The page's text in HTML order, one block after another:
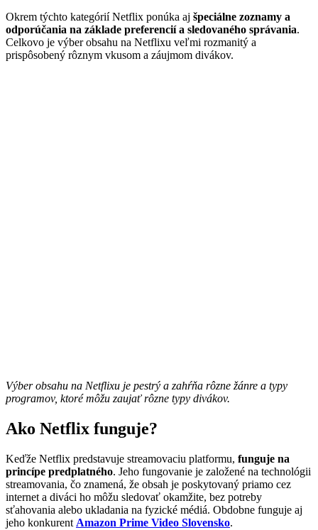
Okrem týchto kategórií Netflix ponúka aj špeciálne zoznamy a
odporúčania na základe preferencií a sledovaného správania.
Celkovo je výber obsahu na Netflixu veľmi rozmanitý a
prispôsobený rôznym vkusom a záujmom divákov.
Výber obsahu na Netflixu je pestrý a zahŕňa rôzne žánre a typy
programov, ktoré môžu zaujať rôzne typy divákov.
Ako Netflix funguje?
Keďže Netflix predstavuje streamovaciu platformu, funguje na
princípe predplatného. Jeho fungovanie je založené na technológii
streamovania, čo znamená, že obsah je poskytovaný priamo cez
internet a diváci ho môžu sledovať okamžite, bez potreby
sťahovania alebo ukladania na fyzické médiá. Obdobne funguje aj
jeho konkurent Amazon Prime Video Slovensko.